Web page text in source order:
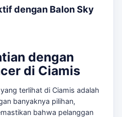
dengan Balon Sky
dengan
di Ciamis
terlihat di Ciamis adalah
banyaknya pilihan,
bahwa pelanggan